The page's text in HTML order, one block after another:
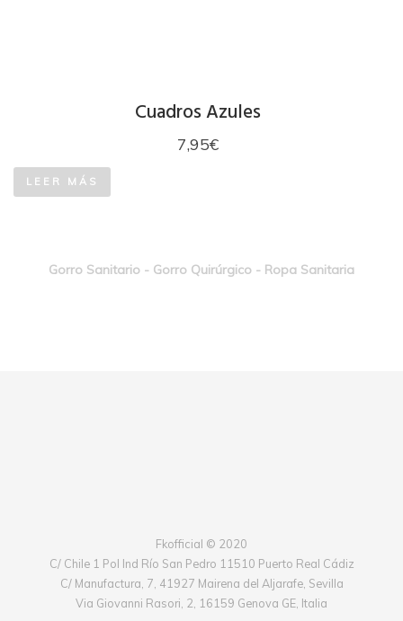
Cuadros Azules
7,95€
LEER MÁS
Gorro Sanitario - Gorro Quirúrgico - Ropa Sanitaria
Fkofficial © 2020
C/ Chile 1 Pol Ind Río San Pedro 11510 Puerto Real Cádiz
C/ Manufactura, 7, 41927 Mairena del Aljarafe, Sevilla
Via Giovanni Rasori, 2, 16159 Genova GE, Italia